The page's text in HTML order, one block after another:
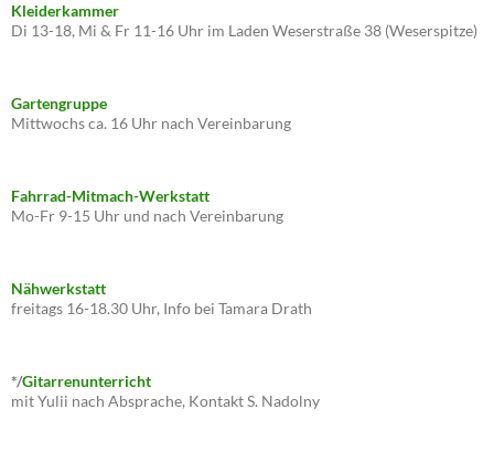
Kleiderkammer
Di 13-18, Mi & Fr 11-16 Uhr im Laden Weserstraße 38 (Weserspitze)
Gartengruppe
Mittwochs ca. 16 Uhr nach Vereinbarung
Fahrrad-Mitmach-Werkstatt
Mo-Fr 9-15 Uhr und nach Vereinbarung
Nähwerkstatt
freitags 16-18.30 Uhr, Info bei Tamara Drath
*/Gitarrenunterricht
mit Yulii nach Absprache, Kontakt S. Nadolny